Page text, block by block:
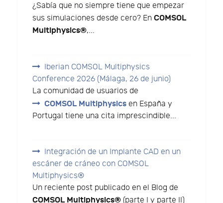
¿Sabía que no siempre tiene que empezar
sus simulaciones desde cero? En COMSOL
Multiphysics®,...
Iberian COMSOL Multiphysics
Conference 2026 (Málaga, 26 de junio)
La comunidad de usuarios de
COMSOL Multiphysics en España y
Portugal tiene una cita imprescindible...
Integración de un Implante CAD en un
escáner de cráneo con COMSOL
Multiphysics®
Un reciente post publicado en el Blog de
COMSOL Multiphysics® (parte I y parte II)